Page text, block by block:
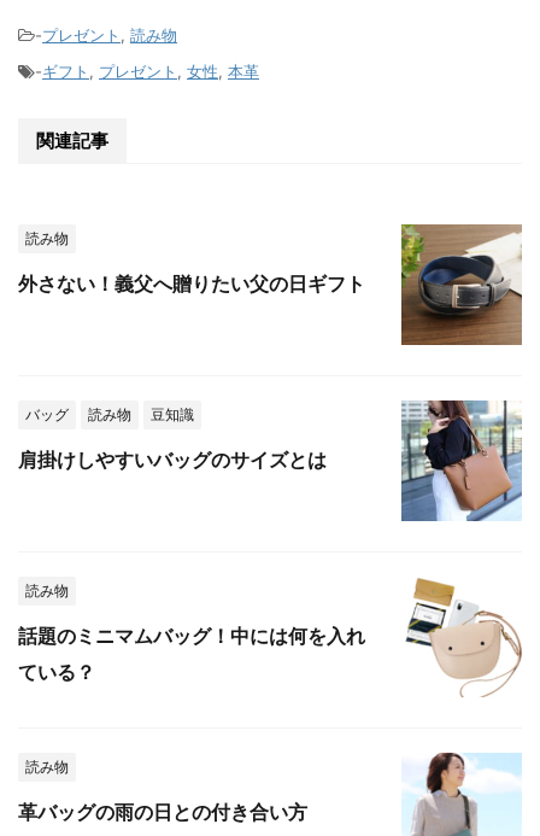
-プレゼント , 読み物
-ギフト , プレゼント , 女性, 本革
関連記事
読み物
外さない！義父へ贈りたい父の日ギフト
バッグ 読み物 豆知識
肩掛けしやすいバッグのサイズとは
読み物
話題のミニマムバッグ！中には何を入れ
ている？
読み物
革バッグの雨の日との付き合い方